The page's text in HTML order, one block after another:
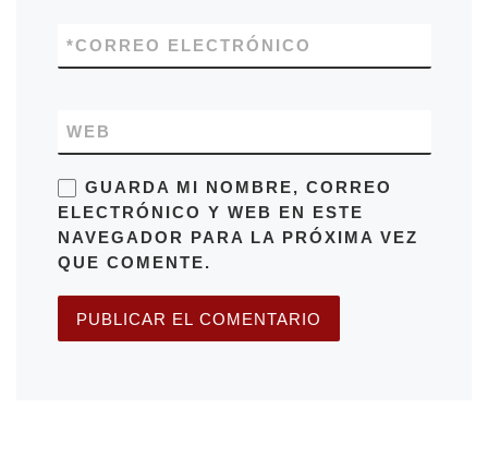
CORREO ELECTRÓNICO
*
WEB
GUARDA MI NOMBRE, CORREO
ELECTRÓNICO Y WEB EN ESTE
NAVEGADOR PARA LA PRÓXIMA VEZ
QUE COMENTE.